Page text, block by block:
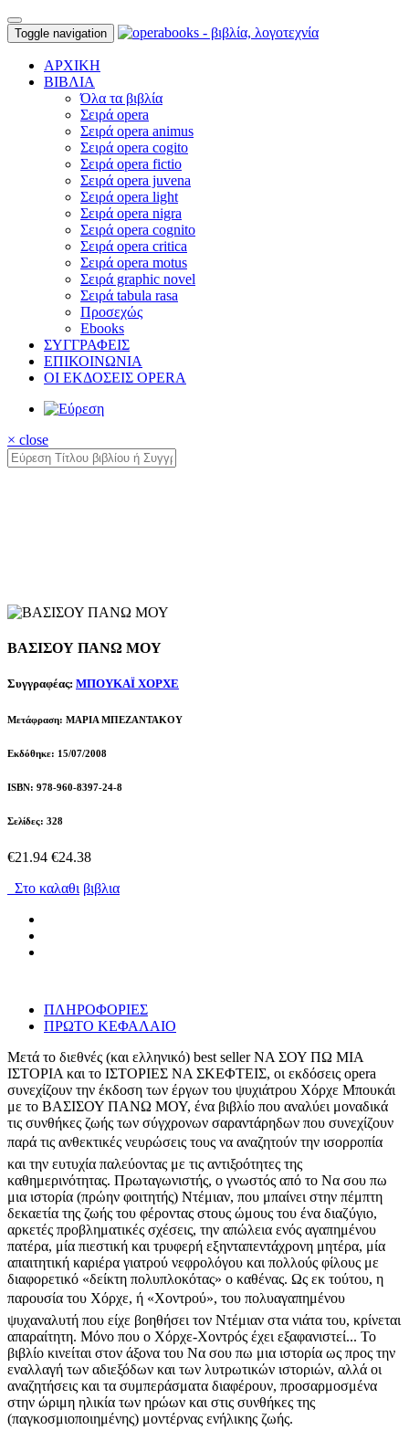
Toggle navigation
ΑΡΧΙΚΗ
ΒΙΒΛΙΑ
Όλα τα βιβλία
Σειρά opera
Σειρά opera animus
Σειρά opera cogito
Σειρά opera fictio
Σειρά opera juvena
Σειρά opera light
Σειρά opera nigra
Σειρά opera cognito
Σειρά opera critica
Σειρά opera motus
Σειρά graphic novel
Σειρά tabula rasa
Προσεχώς
Ebooks
ΣΥΓΓΡΑΦΕΙΣ
ΕΠΙΚΟΙΝΩΝΙΑ
ΟΙ ΕΚΔΟΣΕΙΣ OPERA
× close
ΒΑΣΙΣΟΥ ΠΑΝΩ ΜΟΥ
Συγγραφέας: ΜΠΟΥΚΑΪ ΧΟΡΧΕ
Μετάφραση: ΜΑΡΙΑ ΜΠΕΖΑΝΤΑΚΟΥ
Εκδόθηκε: 15/07/2008
ISBN: 978-960-8397-24-8
Σελίδες: 328
€21.94 €24.38
Στο καλαθι βιβλια
ΠΛΗΡΟΦΟΡΙΕΣ
ΠΡΩΤΟ ΚΕΦΑΛΑΙΟ
Μετά το διεθνές (και ελληνικό) best seller ΝΑ ΣΟΥ ΠΩ ΜΙΑ
ΙΣΤΟΡΙΑ και το ΙΣΤΟΡΙΕΣ ΝΑ ΣΚΕΦΤΕΙΣ, οι εκδόσεις opera
συνεχίζουν την έκδοση των έργων του ψυχιάτρου Χόρχε Μπουκάι
με το ΒΑΣΙΣΟΥ ΠΑΝΩ ΜΟΥ, ένα βιβλίο που αναλύει μοναδικά
τις συνθήκες ζωής των σύγχρονων σαραντάρηδων που συνεχίζουν
παρά τις ανθεκτικές νευρώσεις τους να αναζητούν την ισορροπία
και την ευτυχία παλεύοντας με τις αντιξοότητες της
καθημερινότητας. Πρωταγωνιστής, ο γνωστός από το Να σου πω
μια ιστορία (πρώην φοιτητής) Ντέμιαν, που μπαίνει στην πέμπτη
δεκαετία της ζωής του φέροντας στους ώμους του ένα διαζύγιο,
αρκετές προβληματικές σχέσεις, την απώλεια ενός αγαπημένου
πατέρα, μία πιεστική και τρυφερή εξηνταπεντάχρονη μητέρα, μία
απαιτητική καριέρα γιατρού νεφρολόγου και πολλούς φίλους με
διαφορετικό «δείκτη πολυπλοκότας» ο καθένας. Ως εκ τούτου, η
παρουσία του Χόρχε, ή «Χοντρού», του πολυαγαπημένου
ψυχαναλυτή που είχε βοηθήσει τον Ντέμιαν στα νιάτα του, κρίνεται
απαραίτητη. Μόνο που ο Χόρχε-Χοντρός έχει εξαφανιστεί... Το
βιβλίο κινείται στον άξονα του Να σου πω μια ιστορία ως προς την
εναλλαγή των αδιεξόδων και των λυτρωτικών ιστοριών, αλλά οι
αναζητήσεις και τα συμπεράσματα διαφέρουν, προσαρμοσμένα
στην ώριμη ηλικία των ηρώων και στις συνθήκες της
(παγκοσμιοποιημένης) μοντέρνας ενήλικης ζωής.